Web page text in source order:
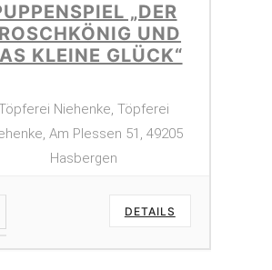
„DER
UND
KLEINE GLÜCK“
Niehenke, Töpferei
Am Plessen 51, 49205
Hasbergen
DETAILS